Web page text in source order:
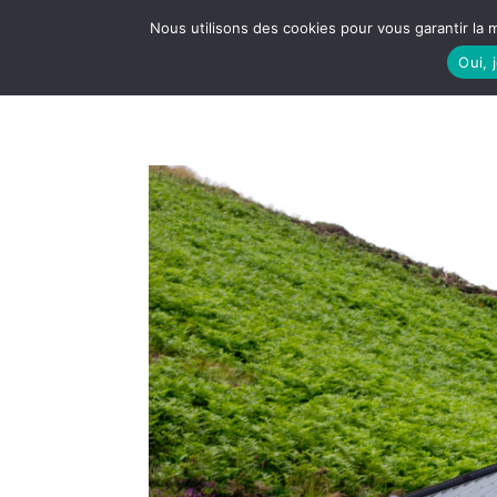
LE
Nous utilisons des cookies pour vous garantir
Oui,